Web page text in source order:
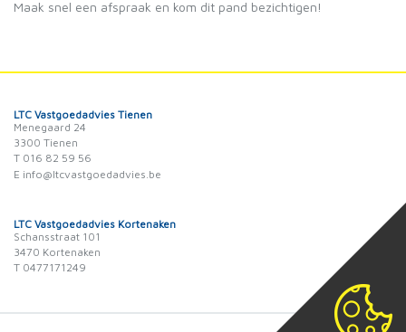
Maak snel een afspraak en kom dit pand bezichtigen!
LTC Vastgoedadvies Tienen
Menegaard 24
3300 Tienen
T 016 82 59 56
E info@ltcvastgoedadvies.be
LTC Vastgoedadvies Kortenaken
Schansstraat 101
3470 Kortenaken
T 0477171249